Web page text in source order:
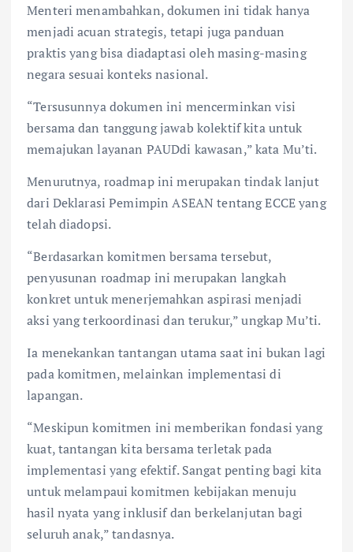
Menteri menambahkan, dokumen ini tidak hanya
menjadi acuan strategis, tetapi juga panduan
praktis yang bisa diadaptasi oleh masing-masing
negara sesuai konteks nasional.
“Tersusunnya dokumen ini mencerminkan visi
bersama dan tanggung jawab kolektif kita untuk
memajukan layanan PAUDdi kawasan,” kata Mu’ti.
Menurutnya, roadmap ini merupakan tindak lanjut
dari Deklarasi Pemimpin ASEAN tentang ECCE yang
telah diadopsi.
“Berdasarkan komitmen bersama tersebut,
penyusunan roadmap ini merupakan langkah
konkret untuk menerjemahkan aspirasi menjadi
aksi yang terkoordinasi dan terukur,” ungkap Mu’ti.
Ia menekankan tantangan utama saat ini bukan lagi
pada komitmen, melainkan implementasi di
lapangan.
“Meskipun komitmen ini memberikan fondasi yang
kuat, tantangan kita bersama terletak pada
implementasi yang efektif. Sangat penting bagi kita
untuk melampaui komitmen kebijakan menuju
hasil nyata yang inklusif dan berkelanjutan bagi
seluruh anak,” tandasnya.